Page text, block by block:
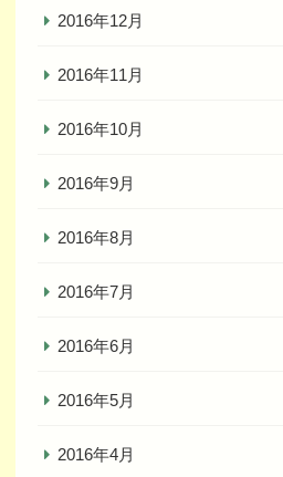
2016年12月
2016年11月
2016年10月
2016年9月
2016年8月
2016年7月
2016年6月
2016年5月
2016年4月